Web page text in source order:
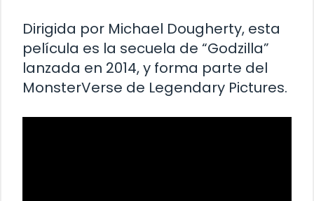
Dirigida por Michael Dougherty, esta
película es la secuela de “Godzilla”
lanzada en 2014, y forma parte del
MonsterVerse de Legendary Pictures.